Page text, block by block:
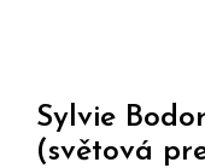
Sylvie
(světová